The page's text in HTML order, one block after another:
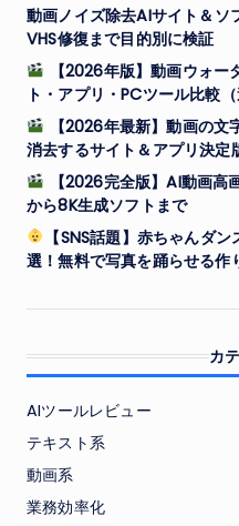
動画ノイズ除去AIサイト＆ソ
VHS修復まで目的別に検証
【2026年版】動画ウォー
ト・アプリ・PCツール比較（
【2026年最新】動画の文
消去するサイト＆アプリ決定
【2026完全版】AI動画高
から8K生成ソフトまで
【SNS話題】赤ちゃんダ
選！無料で写真を踊らせる作
カ
AIツールレビュー
テキスト系
動画系
業務効率化